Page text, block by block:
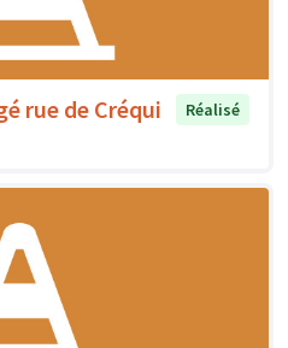
rue de Créqui
Réalisé